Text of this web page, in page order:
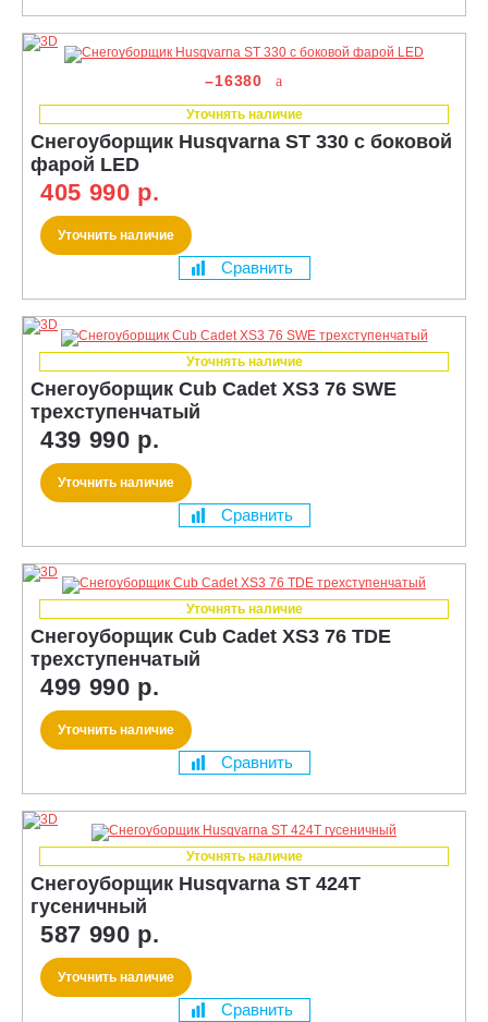
–16380
Уточнять наличие
Снегоуборщик Husqvarna ST 330 с боковой
фарой LED
405 990 р.
Уточнить наличие
Сравнить
Уточнять наличие
Снегоуборщик Cub Cadet XS3 76 SWE
трехступенчатый
439 990 р.
Уточнить наличие
Сравнить
Уточнять наличие
Снегоуборщик Cub Cadet XS3 76 TDE
трехступенчатый
499 990 р.
Уточнить наличие
Сравнить
Уточнять наличие
Снегоуборщик Husqvarna ST 424T
гусеничный
587 990 р.
Уточнить наличие
Сравнить